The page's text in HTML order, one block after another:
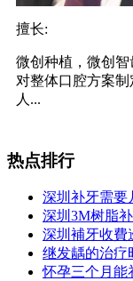
擅长:
微创种植，微创智
对整体口腔方案
人...
热点排行
深圳补牙需要
深圳3M树脂
深圳補牙收費
继发龋的治疗
怀孕三个月能